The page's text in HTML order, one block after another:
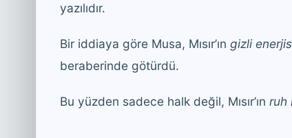
yazılıdır.
Bir iddiaya göre Musa, Mısır’ın gizli
beraberinde götürdü.
Bu yüzden sadece halk değil, Mısır’ın ruh